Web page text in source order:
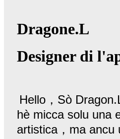
Dragone.L
Designer di
Hello，Sò
hè micca solu una
artistica，ma ancu